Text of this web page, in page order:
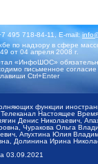
495 718-84-11, E-mail:
по надзору в сфере
от 04 апреля 2008 г.
«ИнфоШОС»
письменное
Ctrl+Enter
функции
Настоящее
Денис Николаевич,
Чуракова Ольга
Апухтина Юлия
Долинина Ирина
03.09.2021